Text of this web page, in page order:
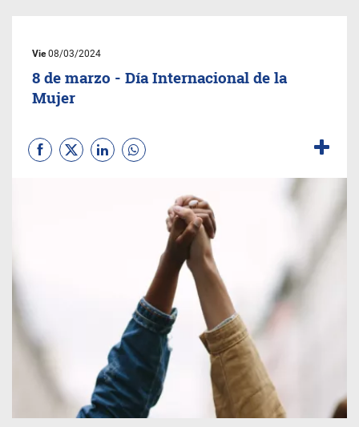
Vie08/03/2024
8 de marzo - Día Internacional de la
Mujer